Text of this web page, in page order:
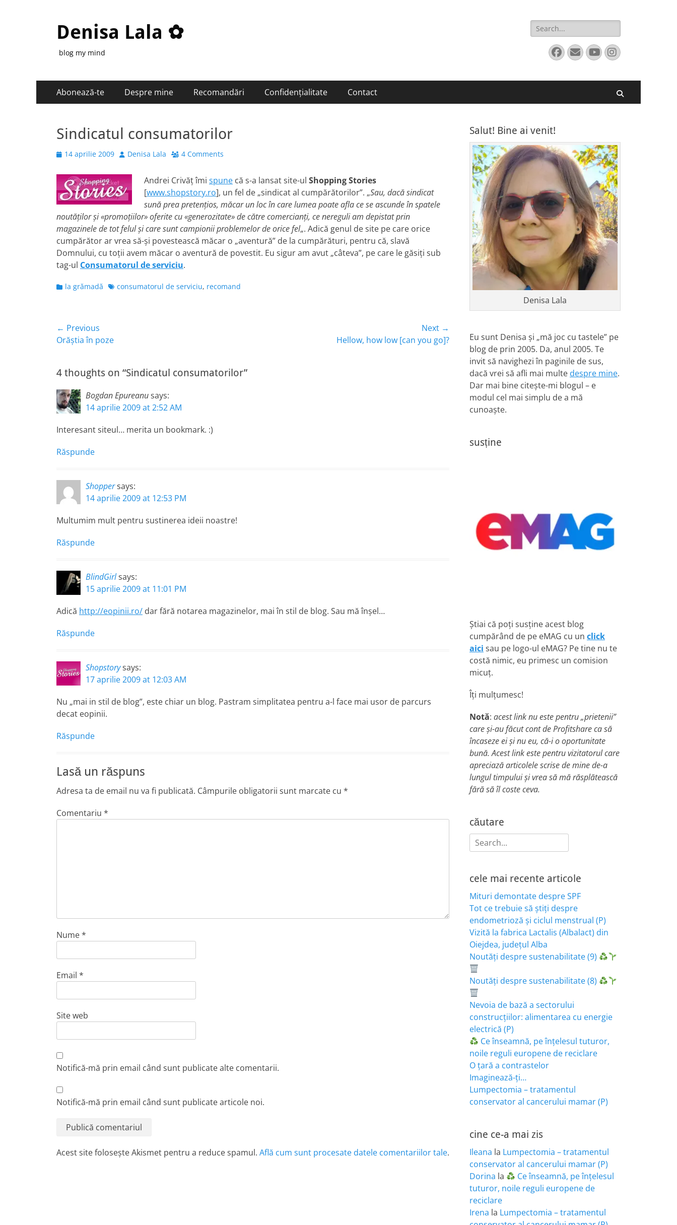
Denisa Lala ✿
blog my mind
Search
for:
Facebook
EmailYouTube
Instagram
Primary
Menu
Abonează-te Despre mine Recomandări Confidențialitate Contact
Sindicatul consumatorilor
Posted
14 aprilie 2009 Author
Denisa Lala 4 Comments
Andrei Crivăţ îmi spune că s-a lansat site-ul Shopping Stories
[www.shopstory.ro], un fel de „sindicat al cumpărătorilor”. „Sau, dacă sindicat
sună prea pretenţios, măcar un loc în care lumea poate afla ce se ascunde în spatele
noutăţilor şi «promoţiilor» oferite cu «generozitate» de către comercianţi, ce nereguli am depistat prin
magazinele de tot felul şi care sunt campionii problemelor de orice fel„. Adică genul de site pe care orice
cumpărător ar vrea să-şi povestească măcar o „aventură” de la cumpărături, pentru că, slavă
Domnului, cu toţii avem măcar o aventură de povestit. Eu sigur am avut „câteva”, pe care le găsiţi sub
tag-ul Consumatorul de serviciu.
Categories
la grămadă Tagsconsumatorul de serviciu, recomand
Navigare
în
articole
← Previous
Previous
Orăştia în poze
Next →
Hellow, how low [can you go]?
4 thoughts on “Sindicatul consumatorilor”
Bogdan Epureanusays:
14 aprilie 2009 at 2:52 AM
Interesant siteul… merita un bookmark. :)
Răspunde
Shoppersays:
14 aprilie 2009 at 12:53 PM
Multumim mult pentru sustinerea ideii noastre!
Răspunde
BlindGirlsays:
15 aprilie 2009 at 11:01 PM
Adică http://eopinii.ro/ dar fără notarea magazinelor, mai în stil de blog. Sau mă înşel…
Răspunde
Shopstorysays:
17 aprilie 2009 at 12:03 AM
Nu „mai in stil de blog”, este chiar un blog. Pastram simplitatea pentru a-l face mai usor de parcurs
decat eopinii.
Răspunde
Lasă un răspuns
Adresa ta de email nu va fi publicată. Câmpurile obligatorii sunt marcate cu *
Comentariu *
Nume*
Email *
Site web
Notifică-mă prin email când sunt publicate alte comentarii.
Notifică-mă prin email când sunt publicate articole noi.
Acest site folosește Akismet pentru a reduce spamul. Află cum sunt procesate datele comentariilor tale.
Salut! Bine ai venit!
Denisa Lala
Eu sunt Denisa și „mă joc cu tastele” pe
blog de prin 2005. Da, anul 2005. Te
invit să navighezi în paginile de sus,
dacă vrei să afli mai multe despre mine.
Dar mai bine citește-mi blogul – e
modul cel mai simplu de a mă
cunoaște.
susține
Știai că poți susține acest blog
cumpărând de pe eMAG cu un click
aici sau pe logo-ul eMAG? Pe tine nu te
costă nimic, eu primesc un comision
micuț.
Îți mulțumesc!
Notă: acest link nu este pentru „prietenii”
care și-au făcut cont de Profitshare ca să
încaseze ei și nu eu, că-i o oportunitate
bună. Acest link este pentru vizitatorul care
apreciază articolele scrise de mine de-a
lungul timpului și vrea să mă răsplătească
fără să îl coste ceva.
căutare
Search
for:
cele mai recente articole
Mituri demontate despre SPF
Tot ce trebuie să știți despre
endometrioză și ciclul menstrual (P)
Vizită la fabrica Lactalis (Albalact) din
Oiejdea, județul Alba
Noutăți despre sustenabilitate (9)
Noutăți despre sustenabilitate (8)
Nevoia de bază a sectorului
construcțiilor: alimentarea cu energie
electrică (P)
Ce înseamnă, pe înțelesul tuturor,
noile reguli europene de reciclare
O țară a contrastelor
Imaginează-ți…
Lumpectomia – tratamentul
conservator al cancerului mamar (P)
cine ce-a mai zis
Ileana la Lumpectomia – tratamentul
conservator al cancerului mamar (P)
Dorina la
Ce înseamnă, pe înțelesul
tuturor, noile reguli europene de
reciclare
Irena la Lumpectomia – tratamentul